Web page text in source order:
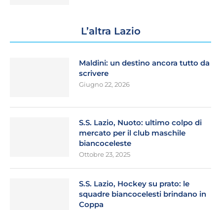
L’altra Lazio
Maldini: un destino ancora tutto da
scrivere
Giugno 22, 2026
S.S. Lazio, Nuoto: ultimo colpo di
mercato per il club maschile
biancoceleste
Ottobre 23, 2025
S.S. Lazio, Hockey su prato: le
squadre biancocelesti brindano in
Coppa